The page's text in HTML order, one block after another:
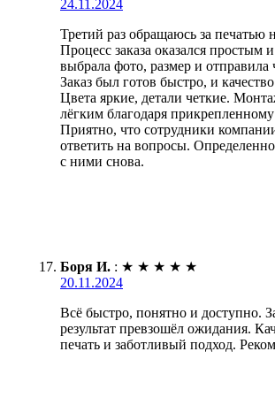
24.11.2024
Третий раз обращаюсь за печатью
Процесс заказа оказался простым
выбрала фото, размер и отправила
Заказ был готов быстро, и
Цвета яркие, детали четкие.
лёгким благодаря
Приятно, что сотрудники
ответить на вопросы.
с ними снова.
Боря И. : ★ ★ ★ ★ ★
20.11.2024
Всё быстро, понятно и доступно.
результат превзошёл ожидания.
печать и заботливый подход.